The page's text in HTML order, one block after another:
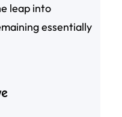
leap into
essentially